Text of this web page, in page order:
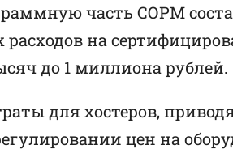
часть СОРМ
на
до 1 миллиона рублей.
для хостеров,
цен на